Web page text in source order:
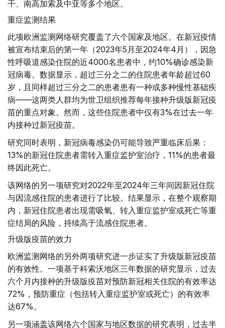
干、南高加索及中亚等多个地区。
重症监测结果
此项欧洲监测网络研究覆盖了六个国家及地区。在新冠疫情
被宣布结束后的第一年（2023年5月至2024年4月），因急
性呼吸道感染住院的近4000名患者中，约10%确诊感染新
冠病毒。数据显示，超过三分之二的住院患者年龄超过60
岁，且同样超过三分之二的患者患有一种或多种慢性基础疾
病——这两类人群均为世卫组织推荐每年接种升级版新冠疫
苗的重点对象。然而，这些住院患者中仅有3%在过去一年
内接种过新冠疫苗。
研究同时表明，新冠病毒感染仍可能导致严重临床后果：
13%的新冠住院患者需转入重症监护室治疗，11%的患者最
终因此死亡。
该网络的另一项研究对2022年至2024年三年间因新冠住院
与因流感住院的患者进行了比较。结果显示，在整个观察期
内，新冠住院患者出现需吸氧、转入重症监护室或死亡等重
症结局的风险，持续高于流感住院患者。
升级版疫苗的效力
欧洲监测网络的另外两项研究进一步证实了升级版新冠疫苗
的有效性。一项基于科索沃地区三年数据的研究显示，过去
六个月内接种的升级版疫苗对预防新冠相关住院的有效率达
72%，预防重症（包括转入重症监护室或死亡）的有效率
达67%。
另一项涵盖该网络六个国家与地区数据的研究表明，过去半